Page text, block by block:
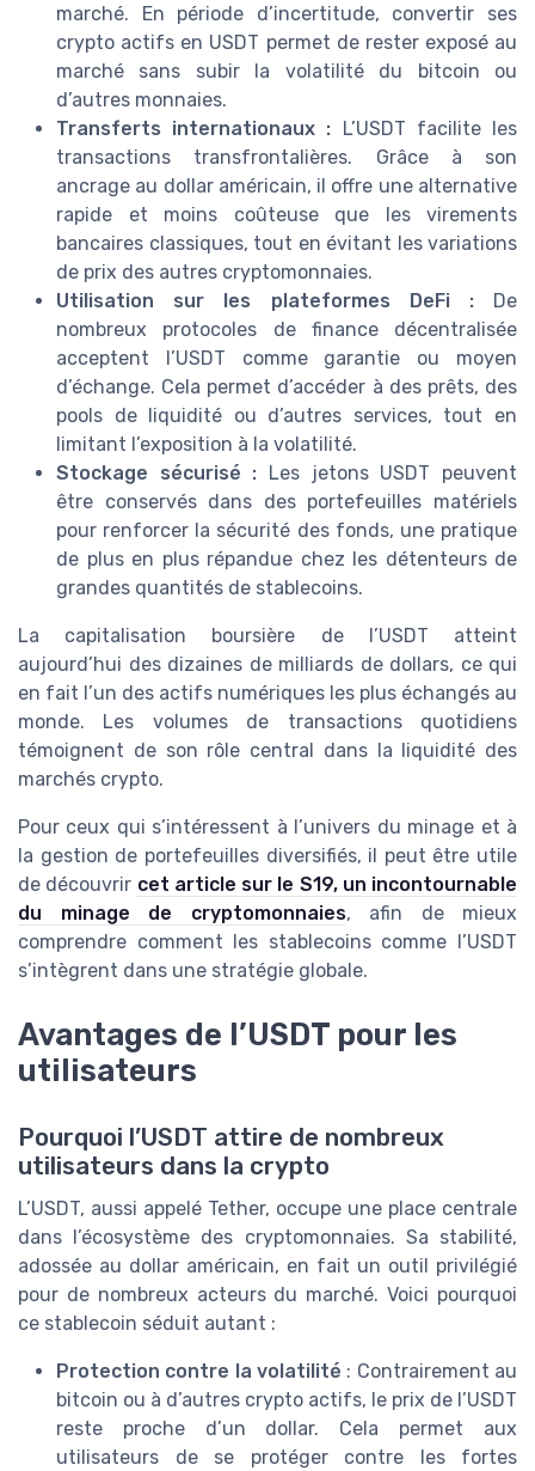
marché. En période d’incertitude, convertir ses
crypto actifs en USDT permet de rester exposé au
marché sans subir la volatilité du bitcoin ou
d’autres monnaies.
Transferts internationaux : L’USDT facilite les
transactions transfrontalières. Grâce à son
ancrage au dollar américain, il offre une alternative
rapide et moins coûteuse que les virements
bancaires classiques, tout en évitant les variations
de prix des autres cryptomonnaies.
Utilisation sur les plateformes DeFi :De
nombreux protocoles de finance décentralisée
acceptent l’USDT comme garantie ou moyen
d’échange. Cela permet d’accéder à des prêts, des
pools de liquidité ou d’autres services, tout en
limitant l’exposition à la volatilité.
Stockage sécurisé : Les jetons USDT peuvent
être conservés dans des portefeuilles matériels
pour renforcer la sécurité des fonds, une pratique
de plus en plus répandue chez les détenteurs de
grandes quantités de stablecoins.
La capitalisation boursière de l’USDT atteint
aujourd’hui des dizaines de milliards de dollars, ce qui
en fait l’un des actifs numériques les plus échangés au
monde. Les volumes de transactions quotidiens
témoignent de son rôle central dans la liquidité des
marchés crypto.
Pour ceux qui s’intéressent à l’univers du minage et à
la gestion de portefeuilles diversifiés, il peut être utile
de découvrir cet article sur le S19, un incontournable
du minage de cryptomonnaies, afin de mieux
comprendre comment les stablecoins comme l’USDT
s’intègrent dans une stratégie globale.
Avantages de l’USDT pour les
utilisateurs
Pourquoi l’USDT attire de nombreux
utilisateurs dans la crypto
L’USDT, aussi appelé Tether, occupe une place centrale
dans l’écosystème des cryptomonnaies. Sa stabilité,
adossée au dollar américain, en fait un outil privilégié
pour de nombreux acteurs du marché. Voici pourquoi
ce stablecoin séduit autant :
Protection contre la volatilité : Contrairement au
bitcoin ou à d’autres crypto actifs, le prix de l’USDT
reste proche d’un dollar. Cela permet aux
utilisateurs de se protéger contre les fortes